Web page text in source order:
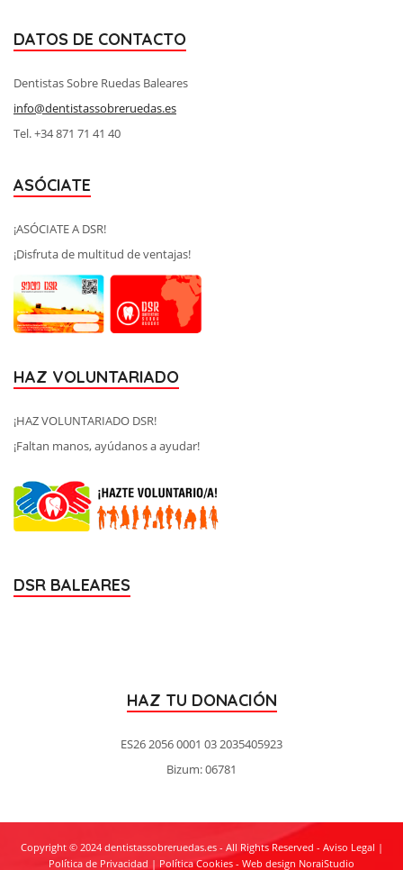
DATOS DE CONTACTO
Dentistas Sobre Ruedas Baleares
info@dentistassobreruedas.es
Tel. +34 871 71 41 40
ASÓCIATE
¡ASÓCIATE A DSR!
¡Disfruta de multitud de ventajas!
HAZ VOLUNTARIADO
¡HAZ VOLUNTARIADO DSR!
¡Faltan manos, ayúdanos a ayudar!
DSR BALEARES
HAZ TU DONACIÓN
ES26 2056 0001 03 2035405923
Bizum: 06781
Copyright © 2024 dentistassobreruedas.es - All Rights Reserved - Aviso Legal |
Política de Privacidad | Política Cookies - Web design NoraiStudio